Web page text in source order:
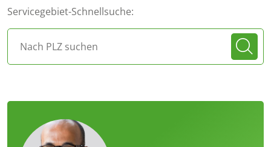
Servicegebiet-Schnellsuche: